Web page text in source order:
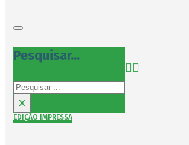
Pesquisar...
Pesquisar
×
EDIÇÃO IMPRESSA